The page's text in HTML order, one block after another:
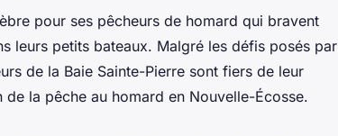
pour ses pêcheurs de homard qui bravent
leurs petits bateaux. Malgré les défis posés par
de la Baie Sainte-Pierre sont fiers de leur
la pêche au homard en Nouvelle-Écosse.